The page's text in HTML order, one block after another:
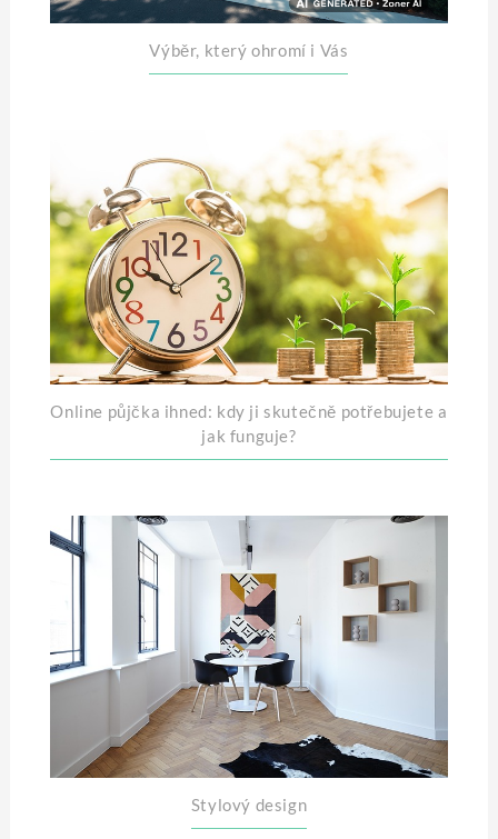
Výběr, který ohromí i Vás
Online půjčka ihned: kdy ji skutečně potřebujete a
jak funguje?
Stylový design